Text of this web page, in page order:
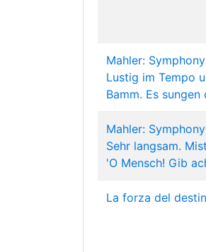
Mahler:
Lustig im Tempo
Bamm. Es sungen
Mahler:
Sehr langsam.
'O Mensch! Gib
La forza del